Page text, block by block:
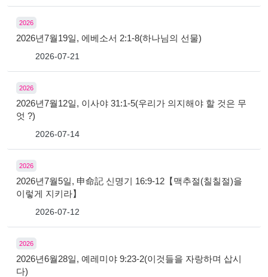
2026
2026년7월19일, 에베소서 2:1-8(하나님의 선물)
2026-07-21
2026
2026년7월12일, 이사야 31:1-5(우리가 의지해야 할 것은 무
엇 ?)
2026-07-14
2026
2026년7월5일, 申命記 신명기 16:9-12【맥추절(칠칠절)을
이렇게 지키라】
2026-07-12
2026
2026년6월28일, 예레미야 9:23-2(이것들을 자랑하며 삽시
다)